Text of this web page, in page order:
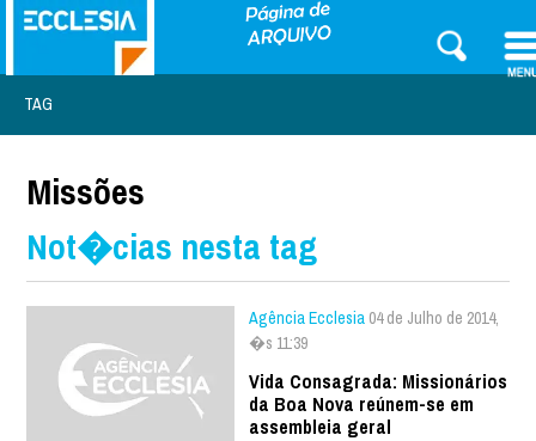
TAG
Missões
Not�cias nesta tag
Agência Ecclesia 04 de Julho de 2014,
�s 11:39
Vida Consagrada: Missionários
da Boa Nova reúnem-se em
assembleia geral